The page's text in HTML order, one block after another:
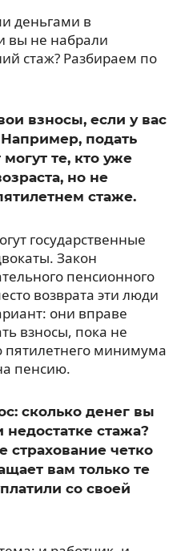
деньгами в
вы не набрали
стаж? Разбираем по
взносы, если у вас
подать
те, кто уже
но не
стаже.
государственные
Закон
пенсионного
возврата эти люди
они вправе
взносы, пока не
пятилетнего минимума
пенсию.
сколько денег вы
стажа?
страхование четко
вам только те
со своей